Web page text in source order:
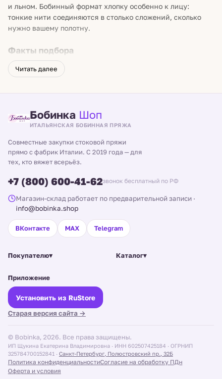
и льном. Бобинный формат хлопку особенно к лицу:
тонкие нити соединяются в столько сложений, сколько
нужно вашему полотну.
Факты подбора
Мерсеризованный хлопок обработан щёлочью под
натяжением: заметный блеск, глубокий цвет, выше
рисунок чистый.
Хлопок со стрейчем тянется и возвращает форму — для
Вопросы и ответы
Что связать из мерсеризованного хлопка?
Хлопок «растёт» при носке?
Чем хлопок с вискозой отличается от чистого хлопка?
Какой расход на летний топ?
Читать далее
Бобинка Шоп
ИТАЛЬЯНСКАЯ БОБИННАЯ ПРЯЖА
Совместные закупки стоковой пряжи
прямо с фабрик Италии. С 2019 года — для
тех, кто вяжет всерьёз.
+7 (800) 600-41-62звонок бесплатный по РФ
Магазин-склад работает по предварительной записи ·
info@bobinka.shop
ВКонтакте MAX Telegram
Покупателю▾ Каталог▾
Приложение
Установить из RuStore
Старая версия сайта →
© Bobinka, 2026. Все права защищены.
ИП Щукина Екатерина Владимировна · ИНН 602507425184 · ОГРНИП
325784700152841 · Санкт-Петербург, Полюстровский пр., 32Б
Политика конфиденциальностиСогласие на обработку ПДн
Оферта и условия